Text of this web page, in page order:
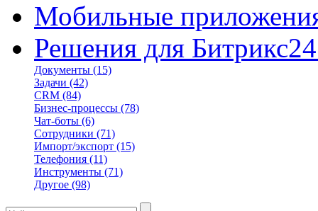
Мобильные
Решения для Битрикс24
Документы (15)
Задачи (42)
CRM (84)
Бизнес-процессы (78)
Чат-боты (6)
Сотрудники (71)
Импорт/экспорт (15)
Телефония (11)
Инструменты (71)
Другое (98)